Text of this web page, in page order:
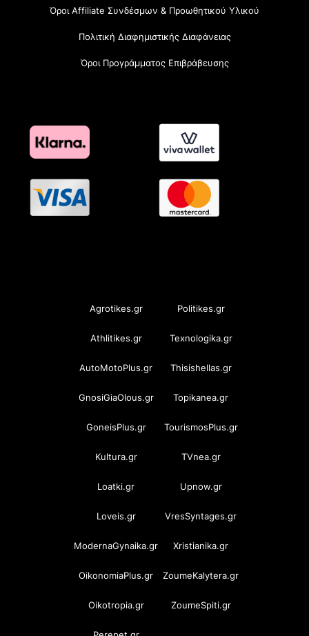
Όροι Affiliate Συνδέσμων & Προωθητικού Υλικού
Πολιτική Διαφημιστικής Διαφάνειας
Όροι Προγράμματος Επιβράβευσης
Agrotikes.gr Politikes.gr
Athlitikes.gr Texnologika.gr
AutoMotoPlus.gr Thisishellas.gr
GnosiGiaOlous.gr Topikanea.gr
GoneisPlus.gr TourismosPlus.gr
Kultura.gr TVnea.gr
Loatki.gr Upnow.gr
Loveis.gr VresSyntages.gr
ModernaGynaika.gr Xristianika.gr
OikonomiaPlus.gr ZoumeKalytera.gr
Oikotropia.gr ZoumeSpiti.gr